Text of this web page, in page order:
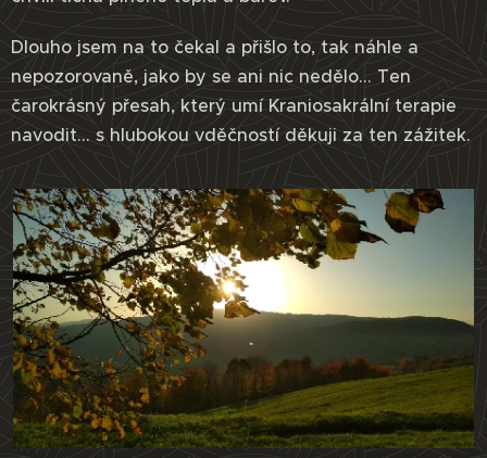
Dlouho jsem na to čekal a přišlo to, tak náhle a
nepozorovaně, jako by se ani nic nedělo... Ten
čarokrásný přesah, který umí Kraniosakrální terapie
navodit... s hlubokou vděčností děkuji za ten zážitek.